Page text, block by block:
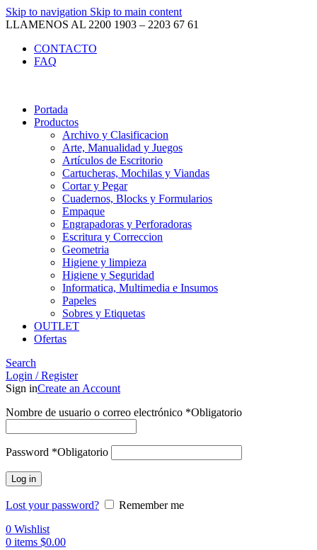
Skip to navigation Skip to main content
LLAMENOS AL 2200 1903 – 2203 67 61
CONTACTO
FAQ
Portada
Productos
Archivo y Clasificacion
Arte, Manualidad y Juegos
Artículos de Escritorio
Cartucheras, Mochilas y Viandas
Cortar y Pegar
Cuadernos, Blocks y Formularios
Empaque
Engrapadoras y Perforadoras
Escritura y Correccion
Geometria
Higiene y limpieza
Higiene y Seguridad
Informatica, Multimedia e Insumos
Papeles
Sobres y Etiquetas
OUTLET
Ofertas
Search
Login / Register
Sign inCreate an Account
Nombre de usuario o correo electrónico *Obligatorio
Password *Obligatorio
Log in
Lost your password?
Remember me
0 Wishlist
0 items $0.00